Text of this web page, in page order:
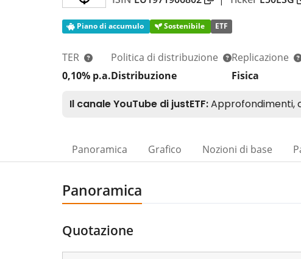
Piano di accumulo Sostenibile ETF
TER
0,10% p.a.
Politica di distribuzione
Distribuzione
Replicazione
Fisica
Panoramica Grafico Nozioni di base
Panoramica
Quotazione